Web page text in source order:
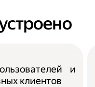
и
клиентов